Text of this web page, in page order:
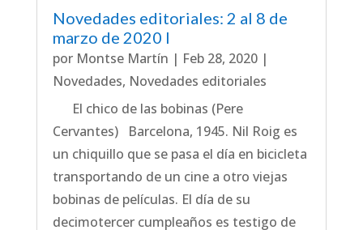
Novedades editoriales: 2 al 8 de
marzo de 2020 I
por Montse Martín | Feb 28, 2020|
Novedades, Novedades editoriales
El chico de las bobinas (Pere
Cervantes) Barcelona, 1945. Nil Roig es
un chiquillo que se pasa el día en bicicleta
transportando de un cine a otro viejas
bobinas de películas. El día de su
decimotercer cumpleaños es testigo de